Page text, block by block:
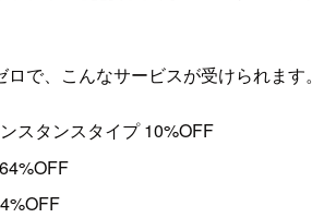
で、こんなサービスが受けられます。
スタンスタイプ 10%OFF